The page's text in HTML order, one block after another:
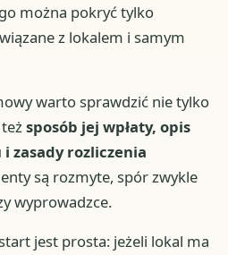
można pokryć tylko
z lokalem i samym
warto sprawdzić nie tylko
teżsposób jej wpłaty, opis
zasady rozliczenia
są rozmyte, spór zwykle
wyprowadzce.
jest prosta: jeżeli lokal ma